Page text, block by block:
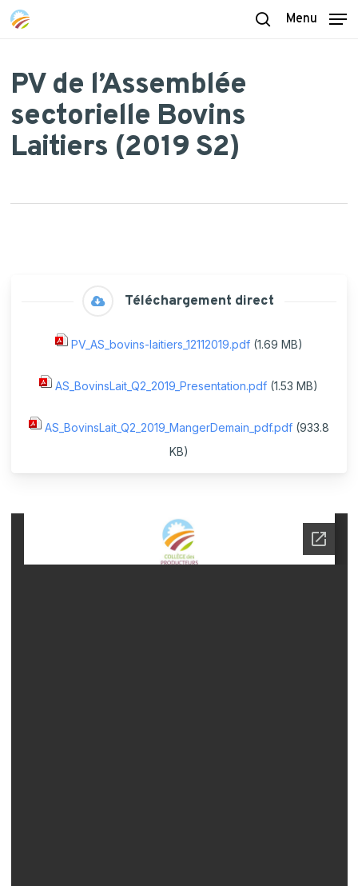
Skip
content
Menu
PV de l’Assemblée
sectorielle Bovins
Laitiers (2019 S2)
Téléchargement direct
PV_AS_bovins-laitiers_12112019.pdf(1.69 MB)
AS_BovinsLait_Q2_2019_Presentation.pdf (1.53 MB)
AS_BovinsLait_Q2_2019_MangerDemain_pdf.pdf(933.8
KB)